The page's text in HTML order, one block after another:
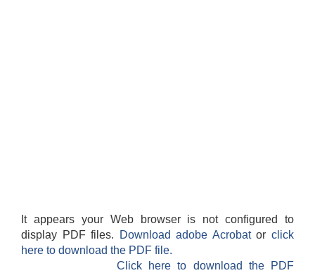
It appears your Web browser is not configured to
display PDF files.
Download adobe Acrobatorclick
here to download the PDF file.
Click here to download the PDF